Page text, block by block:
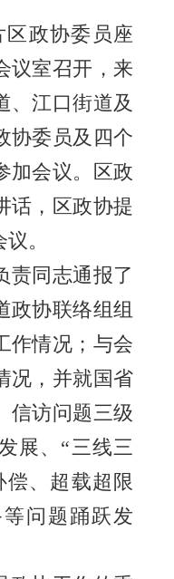
区政协委员座
议室召开，来
、江口街道及
协委员及四个
加会议。区政
话，区政协提
。
责同志通报了
政协联络组组
作情况；与会
况，并就国省
信访问题三级
展、“三线三
偿、超载超限
问题踊跃发